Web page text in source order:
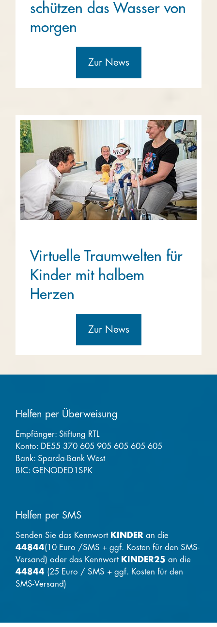
schützen das Wasser von
morgen
Zur News
Virtuelle Traumwelten für
Kinder mit halbem
Herzen
Zur News
Helfen per Überweisung
Empfänger: Stiftung RTL
Konto: DE55 370 605 905 605 605 605
Bank: Sparda-Bank West
BIC: GENODED1SPK
Helfen per SMS
Senden Sie das Kennwort KINDER an die
44844(10 Euro /SMS + ggf. Kosten für den SMS-
Versand) oder das Kennwort KINDER25 an die
44844 (25 Euro / SMS + ggf. Kosten für den
SMS-Versand)